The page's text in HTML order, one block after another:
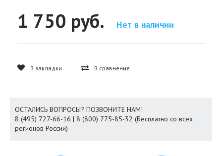
1 750 руб. Нет в наличии
В закладки В сравнение
ОСТАЛИСЬ ВОПРОСЫ? ПОЗВОНИТЕ НАМ!
8 (495) 727-66-16 | 8 (800) 775-85-32 (Бесплатно со всех
регионов России)